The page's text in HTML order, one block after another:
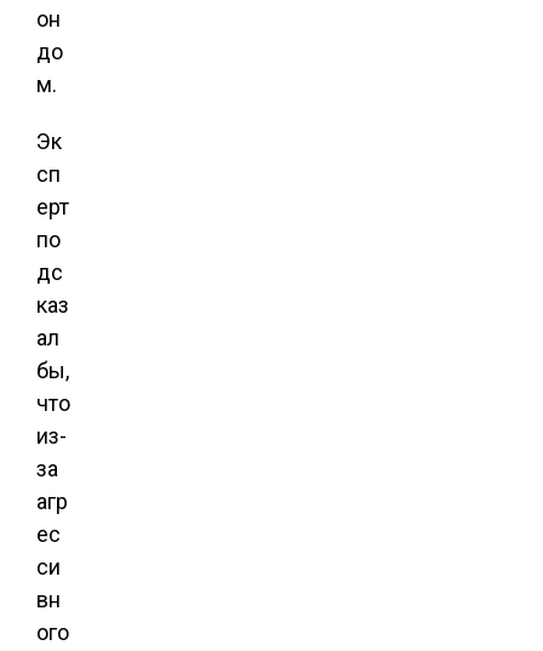
он
до
м.
Эк
сп
ерт
по
дс
каз
ал
бы,
что
из-
за
агр
ес
си
вн
ого